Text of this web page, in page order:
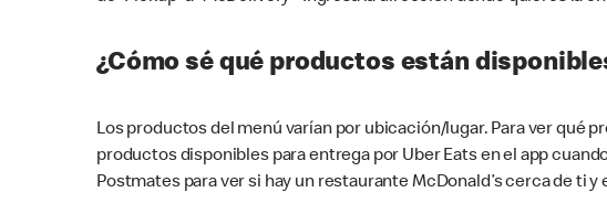
¿Cómo sé qué productos están
Los productos del menú varían por ubicación/lugar. Para ver
productos disponibles para entrega por Uber Eats en el app
Postmates para ver si hay un restaurante McDonald’s cerca de ti